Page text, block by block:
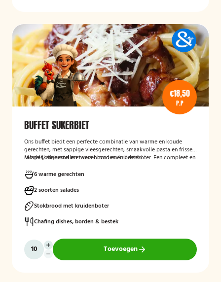
€18,50
P.P
BUFFET SUKERBIET
Ons buffet biedt een perfecte combinatie van warme en koude
gerechten, met sappige vleesgerechten, smaakvolle pasta en frisse
salades, afgerond met vers brood en kruidenboter. Een compleet en
Mogelijk te bestellen zonder borden en bestek!
6 warme gerechten
2 soorten salades
Stokbrood met kruidenboter
Chafing dishes, borden & bestek
Toevoegen